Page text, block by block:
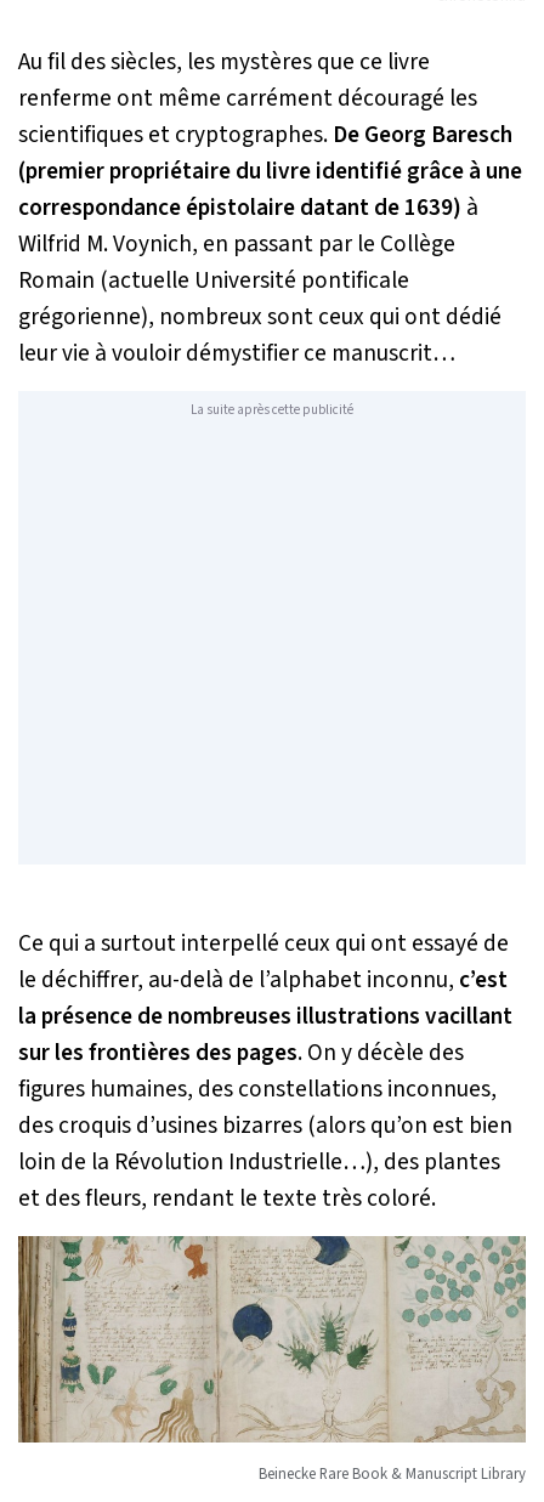
Au fil des siècles, les mystères que ce livre
renferme ont même carrément découragé les
scientifiques et cryptographes. De Georg Baresch
(premier propriétaire du livre identifié grâce à une
correspondance épistolaire datant de 1639) à
Wilfrid M. Voynich, en passant par le Collège
Romain (actuelle Université pontificale
grégorienne), nombreux sont ceux qui ont dédié
leur vie à vouloir démystifier ce manuscrit…
La suite après cette publicité
Ce qui a surtout interpellé ceux qui ont essayé de
le déchiffrer, au-delà de l’alphabet inconnu, c’est
la présence de nombreuses illustrations vacillant
sur les frontières des pages. On y décèle des
figures humaines, des constellations inconnues,
des croquis d’usines bizarres (alors qu’on est bien
loin de la Révolution Industrielle…), des plantes
et des fleurs, rendant le texte très coloré.
Beinecke Rare Book & Manuscript Library